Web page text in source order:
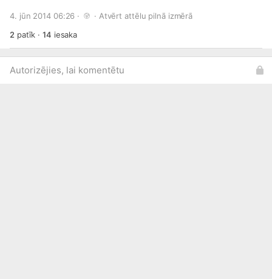
bērniem, veidojot Sajūtu dārzu Bērnu sociālās aprūpes
centra „Pļavnieki” teritorijā.
4. jūn 2014 06:26 · · Atvērt attēlu pilnā izmērā
2 patīk ·14 iesaka
Autorizējies, lai komentētu